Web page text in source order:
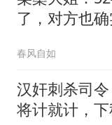
了，对方也
春风自如
汉奸刺杀司
将计就计，